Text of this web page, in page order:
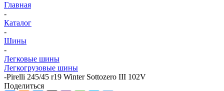
Главная
-
Каталог
-
Шины
-
Легковые шины
Легкогрузовые шины
-Pirelli 245/45 r19 Winter Sottozero III 102V
Поделиться